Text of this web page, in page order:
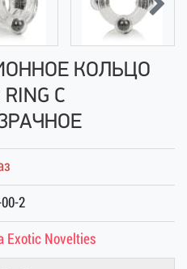
КОЛЬЦО
RING С
2
Exotic Novelties